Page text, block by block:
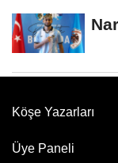
Köşe Yazarları
Üye Paneli